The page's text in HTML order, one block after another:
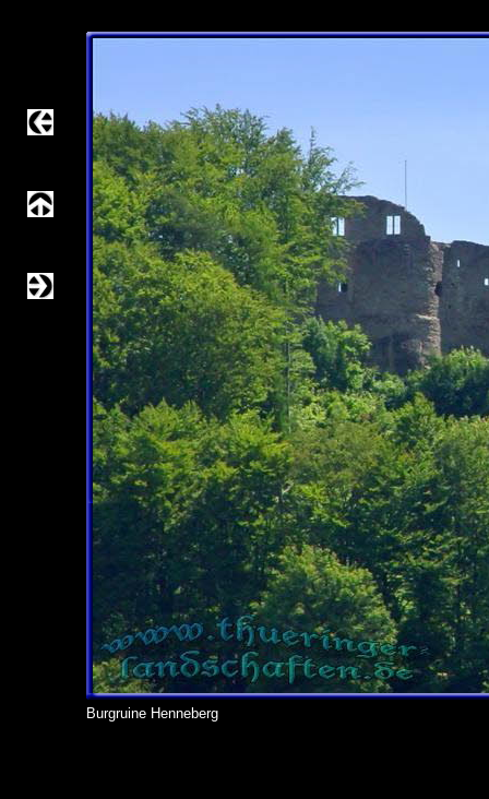
Burgruine Henneberg